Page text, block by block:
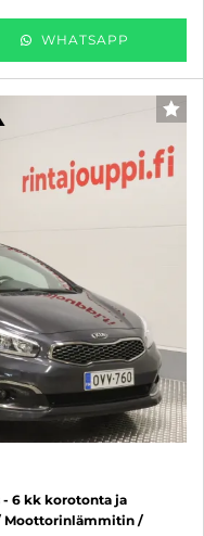
WHATSAPP
- 6 kk korotonta ja
Moottorinlämmitin /